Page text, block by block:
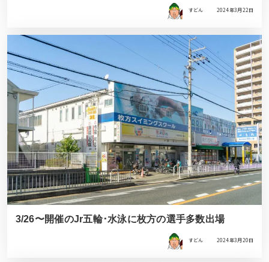
すどん 2024年3月22日
3/26〜開催のJr五輪･水泳に枚方の選手多数出場
すどん 2024年3月20日